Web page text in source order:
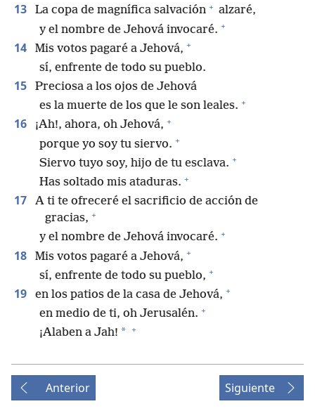
13 La copa de magnífica salvación + alzaré,
y el nombre de Jehová invocaré. +
14 Mis votos pagaré a Jehová, +
sí, enfrente de todo su pueblo.
15
Preciosa a los ojos de Jehová
es la muerte de los que le son leales. +
16 ¡Ah!, ahora, oh Jehová, +
porque yo soy tu siervo. +
Siervo tuyo soy, hijo de tu esclava. +
Has soltado mis ataduras. +
17
A ti te ofreceré el sacrificio de acción de
gracias, +
y el nombre de Jehová invocaré. +
18 Mis votos pagaré a Jehová, +
sí, enfrente de todo su pueblo, +
19 en los patios de la casa de Jehová, +
en medio de ti, oh Jerusalén. +
¡Alaben a Jah! * +
Anterior Siguiente